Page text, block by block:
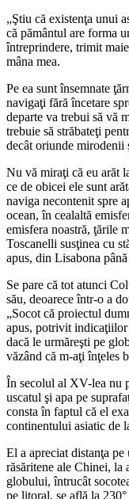
„Ştiu că existenţa unui
că pământul are forma
întreprindere, trimit
mâna mea.
Pe ea sunt însemnate
navigaţi fără încetare
departe va trebui să vă
trebuie să străbateţi
decât oriunde mirodenii
Nu vă miraţi că eu arăt
ce de obicei ele sunt
naviga necontenit spre
ocean, în cealaltă
emisfera noastră, ţările
Toscanelli susţinea cu
apus, din Lisabona
Se pare că tot atunci
său, deoarece într-o a
„Socot că proiectul
apus, potrivit indicaţiilor
dacă le urmăreşti pe
văzând că m-aţi înţeles
În secolul al XV-lea nu
uscatul şi apa pe
consta în faptul că el
continentului asiatic de
El a apreciat distanţa
răsăritene ale Chinei, la
globului, întrucât
pe litoral, se află la